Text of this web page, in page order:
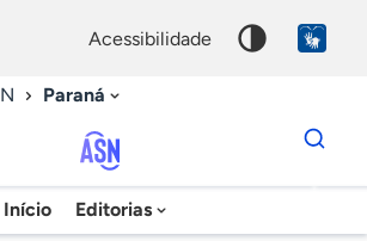
acessibilidade
Paraná
Agência
Início Editorias
Dados
para
chave